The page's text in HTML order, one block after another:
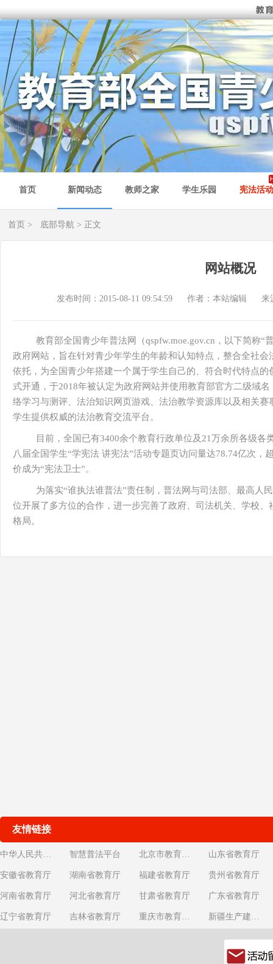
首页 新闻动态 教师之家 学生乐园 宪法活动
首页 > 底部导航 > 正文
网站概况
发布时间：2015-08-11 09:54:59 作者：本站编辑 来
教育部全国青少年普法网（qspfw.moe.gov.cn，以下简称“
政府网站，旨在针对青少年学生的年龄和认知特点，整合全社
依托，为全国青少年搭建一个属于学生自己的、符合时代特点
式开通，于2018年被认定为政府网站并使用教育部官方二级域
络学习与测评、法治知识网页游戏、法治教学资源库以及相关
学生提供权威的法治教育交流平台。
目前，全国已有3400余个教育行政单位及21万余所各级各
八届全国学生“学宪法 讲宪法”活动专题页访问量达78.74亿次，
价成为“宪法卫士”。
为落实“谁执法谁普法”责任制，普法网与司法部、最高人
位开展了多方位的合作，进一步完善了政府、司法机关、学校
格局。
友情链接
中华人民共和国教育部 智慧普法平台 北京市教育委员会 山东省教育厅
安徽省教育厅 湖南省教育厅 福建省教育厅 贵州省教育厅
河南省教育厅 河北省教育厅 甘肃省教育厅 广东省教育厅
辽宁省教育厅 吉林省教育厅 重庆市教育委员会 新疆生产建设兵团教育局